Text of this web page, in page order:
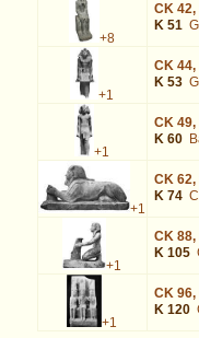
+8
CK 42,
K 51
+1
CK 44,
K 53
+1
CK 49,
K 60
+1
CK 62,
K 74
+1
CK 88,
K 105
+1
CK 96,
K 120